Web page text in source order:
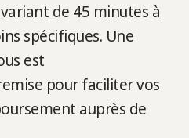
variant de 45 minutes à
spécifiques. Une
est
pour faciliter vos
auprès de